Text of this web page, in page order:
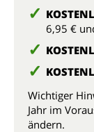
6,95 €
Wichtiger
Jahr im
ändern.